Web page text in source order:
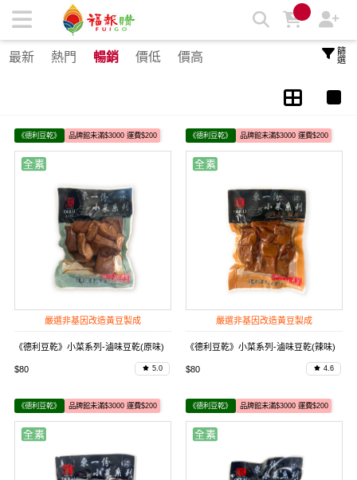
德利豆乾 | 福報購蔬食購物商城
最新 熱門 暢銷 價低 價高 篩選
《德利豆乾》 品牌館未滿$3000 運費$200
嚴選非基因改造黃豆製成
《德利豆乾》小菜系列-滷味豆乾(原味)
$80 5.0
《德利豆乾》 品牌館未滿$3000 運費$200
嚴選非基因改造黃豆製成
《德利豆乾》小菜系列-滷味豆乾(辣味)
$80 4.6
《德利豆乾》 品牌館未滿$3000 運費$200 《德利豆乾》 品牌館未滿$3000 運費$200